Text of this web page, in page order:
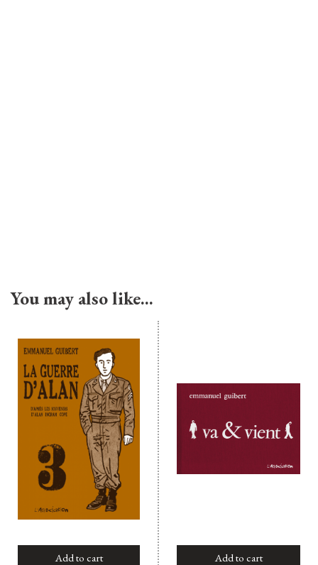
You may also like…
Add to cart Add to cart